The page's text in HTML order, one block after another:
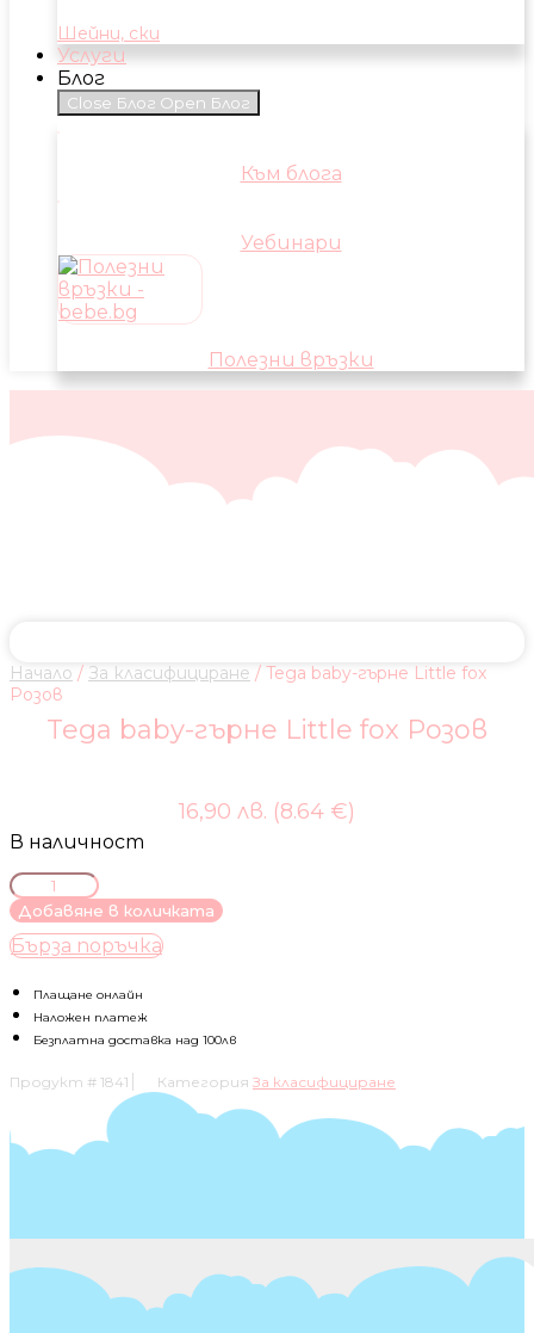
Шейни, ски
Услуги
Блог
Close Блог Open Блог
Към блога
Уебинари
Полезни връзки
Начало / За класифициране / Tega baby-гърне Little fox
Розов
Tega baby-гърне Little fox Розов
16,90 лв. (8.64 €)
В наличност
количество
за
Tega
baby-
Little
fox
Розов
Добавяне в количката
Бърза поръчка
Плащане онлайн
Наложен платеж
Безплатна доставка над 100лв
Продукт # 1841 Категория За класифициране